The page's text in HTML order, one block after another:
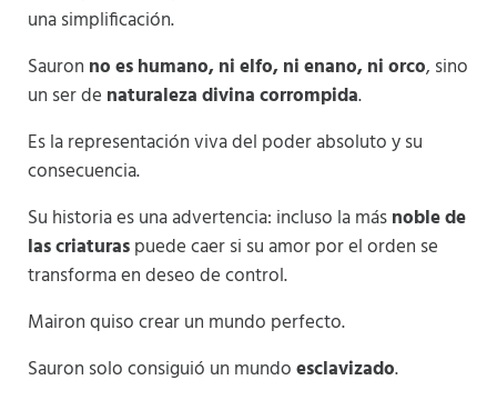
una simplificación.
Sauron no es humano, ni elfo, ni enano, ni orco, sino
un ser de naturaleza divina corrompida.
Es la representación viva del poder absoluto y su
consecuencia.
Su historia es una advertencia: incluso la másnoble de
las criaturaspuede caer si su amor por el orden se
transforma en deseo de control.
Mairon quiso crear un mundo perfecto.
Sauron solo consiguió un mundoesclavizado.